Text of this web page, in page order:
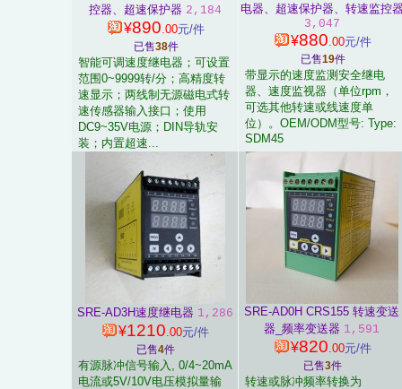
控器、超速保护器 2,184
¥890 .00元/件
已售38件
智能可调速度继电器；可设置
范围0~9999转/分；高精度转
速显示；两线制无源磁电式转
速传感器输入接口；使用
DC9~35V电源；DIN导轨安
装；内置超速...
电器、超速保护器、转速监控
3,047
¥880 .00元/件
已售19件
带显示的速度监测安全继电
器、速度监视器（单位rpm，
可选其他转速或线速度单
位）。OEM/ODM型号: Type:
SDM45
SRE-AD3H速度继电器 1,286
¥1210 .00元/件
已售4件
有源脉冲信号输入, 0/4~20mA
电流或5V/10V电压模拟量输
SRE-AD0H CRS155 转速变送
器_频率变送器 1,591
¥820 .00元/件
已售3件
转速或脉冲频率转换为